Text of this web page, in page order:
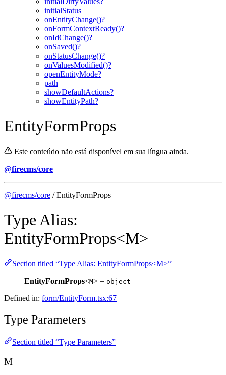
initialStatus
onEntityChange()?
onFormContextReady()?
onIdChange()?
onSaved()?
onStatusChange()?
onValuesModified()?
openEntityMode?
path
showDefaultActions?
showEntityPath?
EntityFormProps
Este conteúdo não está disponível em sua língua ainda.
@firecms/core
@firecms/core / EntityFormProps
Type Alias:
EntityFormProps<M>
Section titled “Type Alias: EntityFormProps<M>”
EntityFormProps<M> = object
Defined in: form/EntityForm.tsx:67
Type Parameters
Section titled “Type Parameters”
M